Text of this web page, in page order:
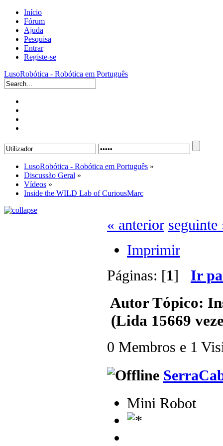
Início
Fórum
Ajuda
Pesquisa
Entrar
Registe-se
LusoRobótica - Robótica em Português
LusoRobótica - Robótica em Português »
Discussão Geral »
Vídeos »
Inside the WILD Lab of CuriousMarc
« anterior seguinte
Imprimir
Páginas: [1] Ir
AutorTópico:
(Lida 15669
0 Membros e 1
Mini Robot